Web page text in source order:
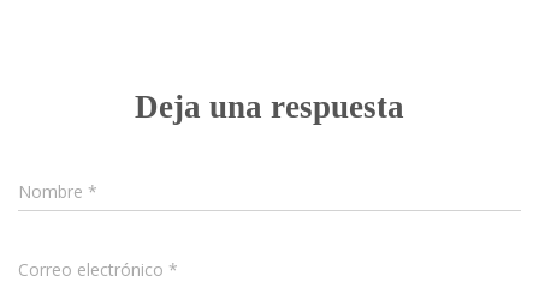
Deja una respuesta
Nombre *
Correo electrónico *